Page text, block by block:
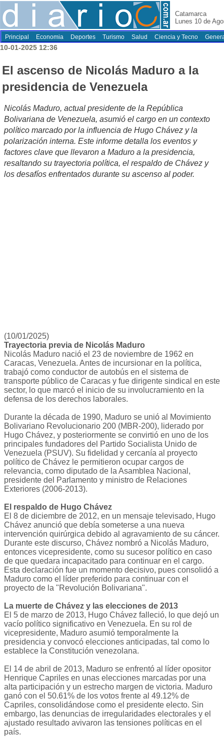
Catamarca
Lunes 10 de
Principal Economia Deportes Turismo Salud Ciencia y Tecno
10-01-2025 12:36
El ascenso de Nicolás Maduro a la
presidencia de Venezuela
Nicolás Maduro, actual presidente de la República
Bolivariana de Venezuela, asumió el cargo en un contexto
político marcado por la influencia de Hugo Chávez y la
polarización interna. Este informe detalla los eventos y
factores clave que llevaron a Maduro a la presidencia,
resaltando su trayectoria política, el respaldo de Chávez y
los desafíos enfrentados durante su ascenso al poder.
(10/01/2025)
Trayectoria previa de Nicolás Maduro
Nicolás Maduro nació el 23 de noviembre de 1962 en
Caracas, Venezuela. Antes de incursionar en la política,
trabajó como conductor de autobús en el sistema de
transporte público de Caracas y fue dirigente sindical en este
sector, lo que marcó el inicio de su involucramiento en la
defensa de los derechos laborales.
Durante la década de 1990, Maduro se unió al Movimiento
Bolivariano Revolucionario 200 (MBR-200), liderado por
Hugo Chávez, y posteriormente se convirtió en uno de los
principales fundadores del Partido Socialista Unido de
Venezuela (PSUV). Su fidelidad y cercanía al proyecto
político de Chávez le permitieron ocupar cargos de
relevancia, como diputado de la Asamblea Nacional,
presidente del Parlamento y ministro de Relaciones
Exteriores (2006-2013).
El respaldo de Hugo Chávez
El 8 de diciembre de 2012, en un mensaje televisado, Hugo
Chávez anunció que debía someterse a una nueva
intervención quirúrgica debido al agravamiento de su cáncer.
Durante este discurso, Chávez nombró a Nicolás Maduro,
entonces vicepresidente, como su sucesor político en caso
de que quedara incapacitado para continuar en el cargo.
Esta declaración fue un momento decisivo, pues consolidó a
Maduro como el líder preferido para continuar con el
proyecto de la "Revolución Bolivariana".
La muerte de Chávez y las elecciones de 2013
El 5 de marzo de 2013, Hugo Chávez falleció, lo que dejó un
vacío político significativo en Venezuela. En su rol de
vicepresidente, Maduro asumió temporalmente la
presidencia y convocó elecciones anticipadas, tal como lo
establece la Constitución venezolana.
El 14 de abril de 2013, Maduro se enfrentó al líder opositor
Henrique Capriles en unas elecciones marcadas por una
alta participación y un estrecho margen de victoria. Maduro
ganó con el 50.61% de los votos frente al 49.12% de
Capriles, consolidándose como el presidente electo. Sin
embargo, las denuncias de irregularidades electorales y el
ajustado resultado avivaron las tensiones políticas en el
país.